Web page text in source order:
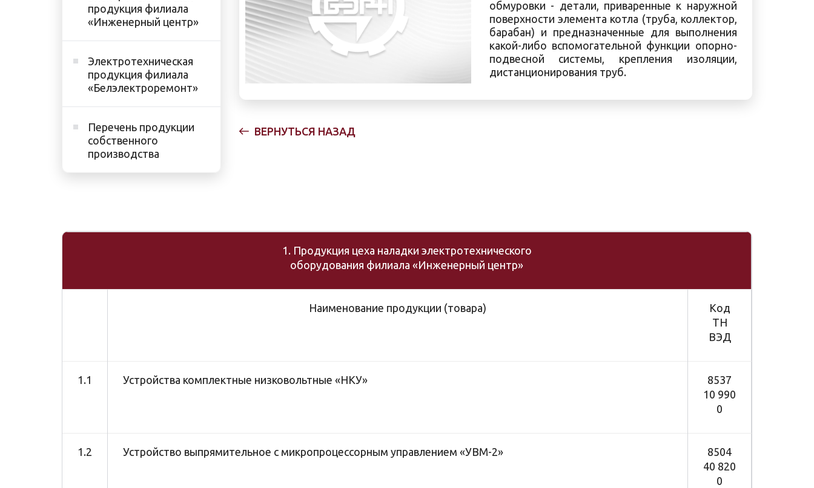
продукция филиала
«Инженерный центр»
Электротехническая
продукция филиала
«Белэлектроремонт»
Перечень продукции
собственного
производства
обмуровки - детали, приваренные к наружной
поверхности элемента котла (труба, коллектор,
барабан) и предназначенные для выполнения
какой-либо вспомогательной функции опорно-
подвесной системы, крепления изоляции,
дистанционирования труб.
ВЕРНУТЬСЯ НАЗАД
1. Продукция цеха наладки электротехнического
оборудования филиала «Инженерный центр»
Наименование продукции (товара)
Код
ТН
ВЭД
1.1 Устройства комплектные низковольтные «НКУ»
8537
10 990
0
1.2 Устройство выпрямительное с микропроцессорным управлением «УВМ-2»
8504
40 820
0